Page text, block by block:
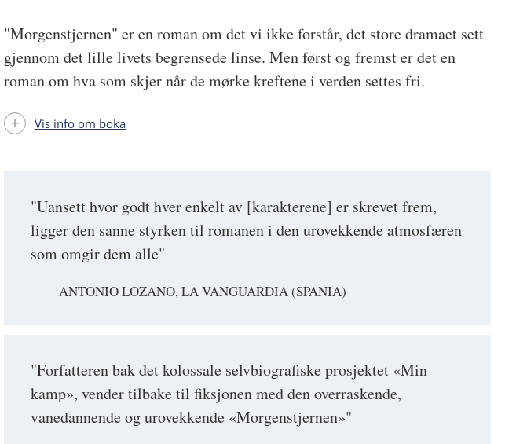
"Uansett hvor godt hver enkelt av [karakterene] er skrevet frem,
ligger den sanne styrken til romanen i den urovekkende atmosfæren
som omgir dem alle"
ANTONIO LOZANO, LA VANGUARDIA (SPANIA)
"Forfatteren bak det kolossale selvbiografiske prosjektet «Min
kamp», vender tilbake til fiksjonen med den overraskende,
vanedannende og urovekkende «Morgenstjernen»"
"Morgenstjernen" er en roman om det vi ikke forstår, det store dramaet sett
gjennom det lille livets begrensede linse. Men først og fremst er det en
roman om hva som skjer når de mørke kreftene i verden settes fri.
Vis info om boka